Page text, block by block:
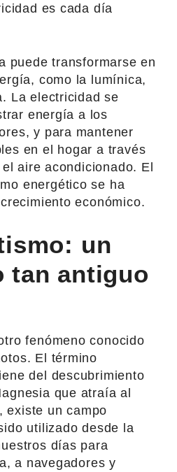
es cada día
puede transformarse en
como la lumínica,
La electricidad se
energía a los
y para mantener
en el hogar a través
aire acondicionado. El
energético se ha
económico.
un
tan antiguo
fenómeno conocido
El término
del descubrimiento
que atraía al
existe un campo
utilizado desde la
días para
a navegadores y